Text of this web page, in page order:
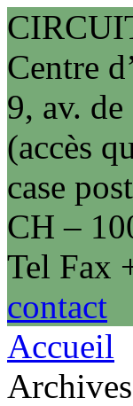
Centre
9, av.
(accès
case
CH –
Tel Fax
contact
Accueil
Archives